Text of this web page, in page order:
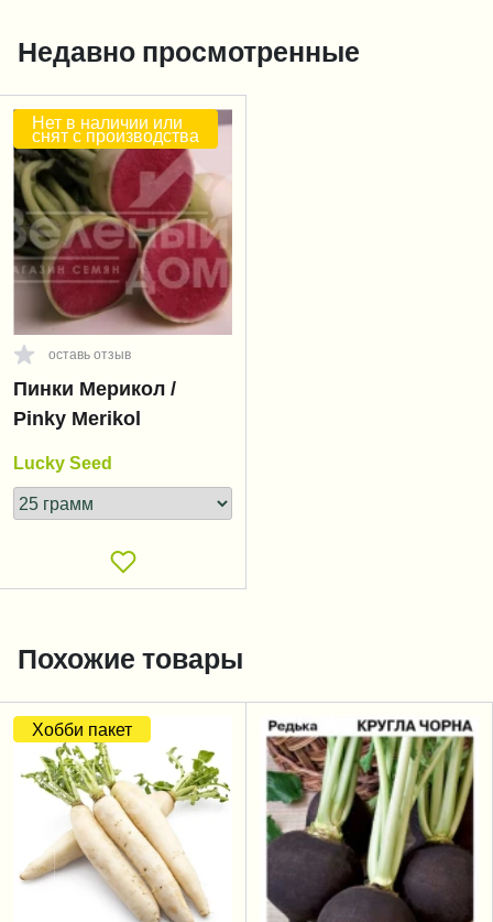
Недавно просмотренные
Нет в наличии или
снят с производства
оставь отзыв
Пинки Мерикол /
Pinky Merikol
Lucky Seed
Похожие товары
Хобби пакет